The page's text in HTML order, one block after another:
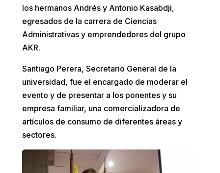
los hermanos Andrés y Antonio Kasabdji,
egresados de la carrera de Ciencias
Administrativas y emprendedores del grupo
AKR.
Santiago Perera, Secretario General de la
universidad, fue el encargado de moderar el
evento y de presentar a los ponentes y su
empresa familiar, una comercializadora de
artículos de consumo de diferentes áreas y
sectores.